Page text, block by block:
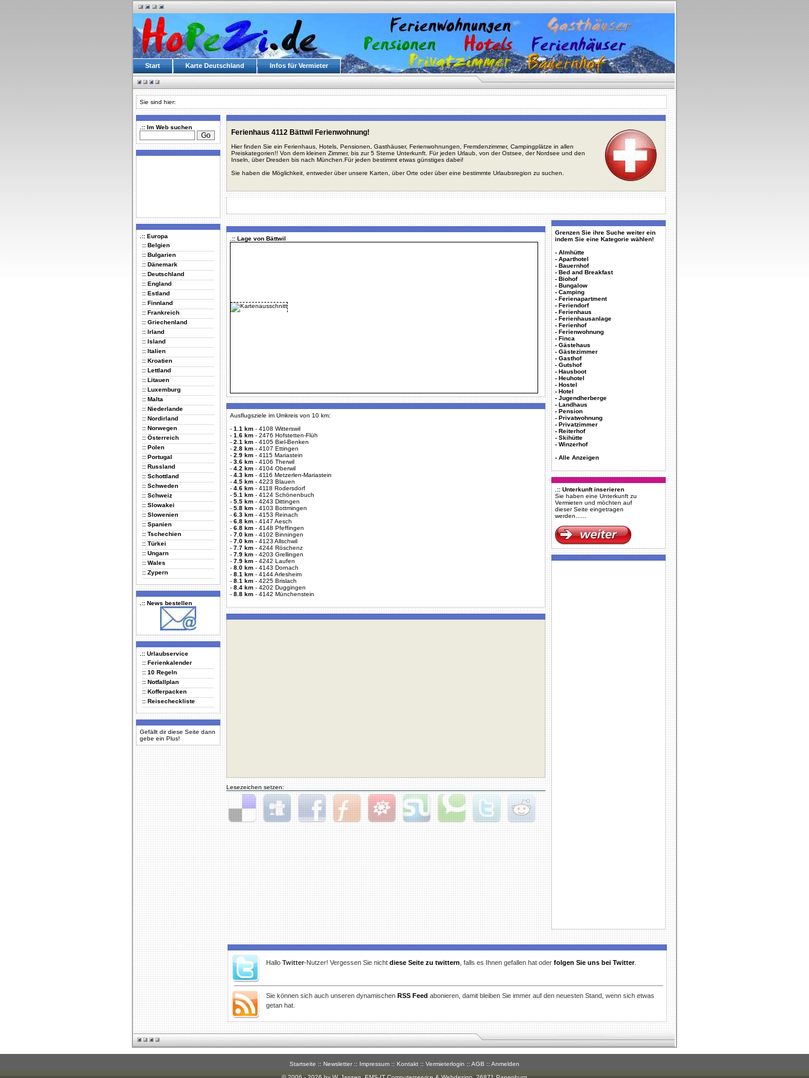
Start Karte Deutschland Infos für Vermieter
Sie sind hier:
.:: Im Web suchen
.:: Europa
:: Belgien
:: Bulgarien
:: Dänemark
:: Deutschland
:: England
:: Estland
:: Finnland
:: Frankreich
:: Griechenland
:: Irland
:: Island
:: Italien
:: Kroatien
:: Lettland
:: Litauen
:: Luxemburg
:: Malta
:: Niederlande
:: Nordirland
:: Norwegen
:: Österreich
:: Polen
:: Portugal
:: Russland
:: Schottland
:: Schweden
:: Schweiz
:: Slowakei
:: Slowenien
:: Spanien
:: Tschechien
:: Türkei
:: Ungarn
:: Wales
:: Zypern
.:: News bestellen
.:: Urlaubservice
:: Ferienkalender
:: 10 Regeln
:: Notfallplan
:: Kofferpacken
:: Reisecheckliste
Gefällt dir diese Seite dann
gebe ein Plus!
Ferienhaus 4112 Bättwil Ferienwohnung!
Hier finden Sie ein Ferienhaus, Hotels, Pensionen, Gasthäuser, Ferienwohnungen, Fremdenzimmer, Campingplätze in allen
Preiskategorien!! Von dem kleinen Zimmer, bis zur 5 Sterne Unterkunft. Für jeden Urlaub, von der Ostsee, der Nordsee und den
Inseln, über Dresden bis nach München.Für jeden bestimmt etwas günstiges dabei!
Sie haben die Möglichkeit, entweder über unsere Karten, über Orte oder über eine bestimmte Urlaubsregion zu suchen.
.:: Lage von Bättwil
Ausflugsziele im Umkreis von 10 km:
- 1.1 km - 4108 Witterswil
- 1.6 km - 2476 Hofstetten-Flüh
- 2.1 km - 4105 Biel-Benken
- 2.8 km - 4107 Ettingen
- 2.9 km - 4115 Mariastein
- 3.6 km - 4106 Therwil
- 4.2 km - 4104 Oberwil
- 4.3 km - 4116 Metzerlen-Mariastein
- 4.5 km - 4223 Blauen
- 4.6 km - 4118 Rodersdorf
- 5.1 km - 4124 Schönenbuch
- 5.5 km - 4243 Dittingen
- 5.8 km - 4103 Bottmingen
- 6.3 km - 4153 Reinach
- 6.8 km - 4147 Aesch
- 6.8 km - 4148 Pfeffingen
- 7.0 km - 4102 Binningen
- 7.0 km - 4123 Allschwil
- 7.7 km - 4244 Röschenz
- 7.9 km - 4203 Grellingen
- 7.9 km - 4242 Laufen
- 8.0 km - 4143 Dornach
- 8.1 km - 4144 Arlesheim
- 8.1 km - 4225 Brislach
- 8.4 km - 4202 Duggingen
- 8.8 km - 4142 Münchenstein
Lesezeichen setzen:
Delicious Digg Facebook Furl StudiVZ StumbleUponTechnorati Twitter Reddit
Grenzen Sie ihre Suche weiter ein
indem Sie eine Kategorie wählen!
- Almhütte
- Aparthotel
- Bauernhof
- Bed and Breakfast
- Biohof
- Bungalow
- Camping
- Ferienapartment
- Feriendorf
- Ferienhaus
- Ferienhausanlage
- Ferienhof
- Ferienwohnung
- Finca
- Gästehaus
- Gästezimmer
- Gasthof
- Gutshof
- Hausboot
- Heuhotel
- Hostel
- Hotel
- Jugendherberge
- Landhaus
- Pension
- Privatwohnung
- Privatzimmer
- Reiterhof
- Skihütte
- Winzerhof
- Alle Anzeigen
.:: Unterkunft inserieren
Sie haben eine Unterkunft zu
Vermieten und möchten auf
dieser Seite eingetragen
werden......
Hallo Twitter-Nutzer! Vergessen Sie nicht diese Seite zu twittern , falls es Ihnen gefallen hat oder folgen Sie uns bei Twitter.
Sie können sich auch unseren dynamischen RSS Feed abonieren, damit bleiben Sie immer auf den neuesten Stand, wenn sich etwas
getan hat.
Startseite :: Newsletter :: Impressum :: Kontakt :: Vermieterlogin :: AGB :: Anmelden